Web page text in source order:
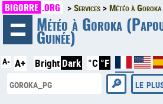
BIGORRE .ORG Services Météo à
Météo à Goroka
Guinée)
A- A+ Bright Dark °C °F
le